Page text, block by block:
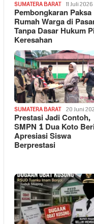
SUMATERA BARAT 11 Juli 2026
Pembongkaran Paksa
Rumah Warga di
Tanpa Dasar Hukum
Keresahan
SUMATERA BARAT 20 Juni
Prestasi Jadi Contoh,
SMPN 1 Dua Koto
Apresiasi Siswa
Berprestasi